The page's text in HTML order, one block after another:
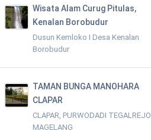
Wisata Alam Curug Pitulas,
Kenalan Borobudur
Dusun Kemloko I Desa Kenalan
Borobudur
TAMAN BUNGA MANOHARA
CLAPAR
CLAPAR, PURWODADI TEGALREJO
MAGELANG